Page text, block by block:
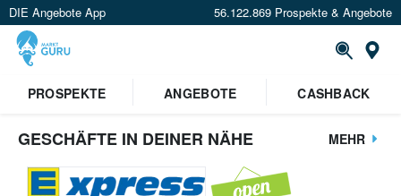
DIE Angebote App 56.122.869 Prospekte & Angebote
PROSPEKTE
ANGEBOTE CASHBACK
GESCHÄFTE IN DEINER NÄHE MEHR